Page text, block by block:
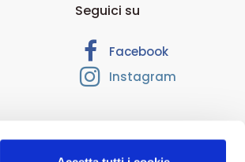
Seguici su
Facebook
Instagram